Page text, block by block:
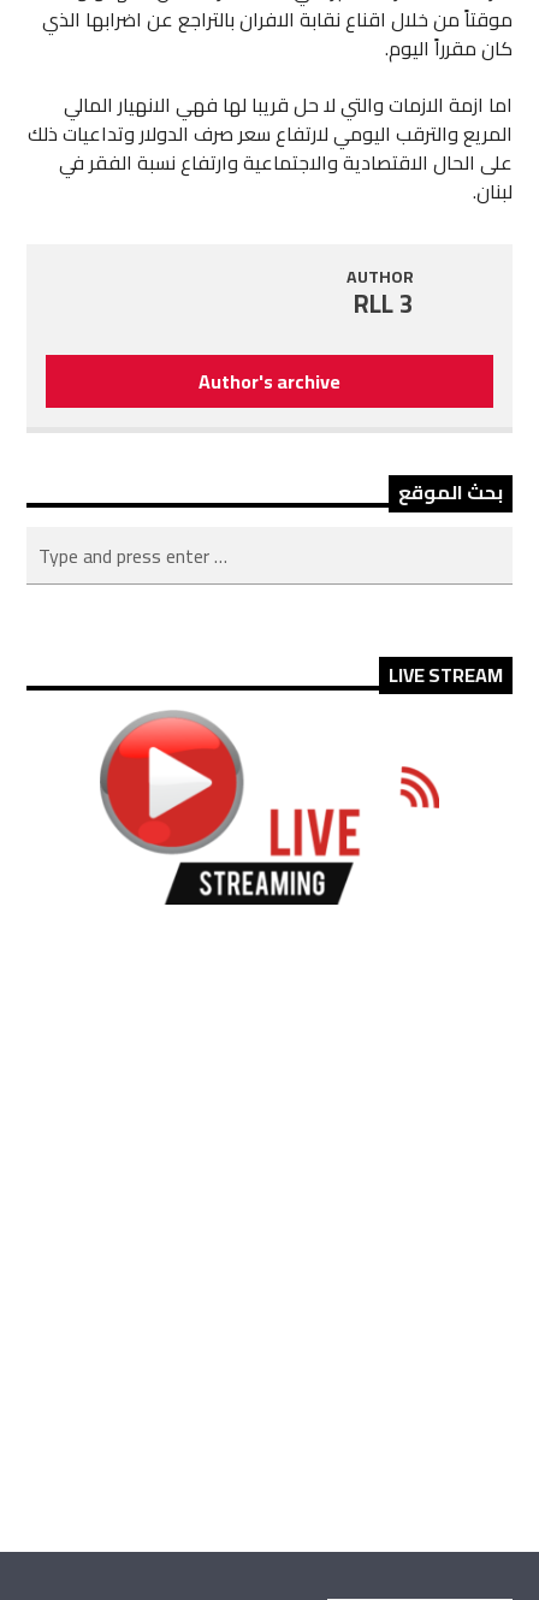
موقتاً من خلال اقناع نقابة الافران بالتراجع عن اضرابها الذي
كان مقرراً اليوم.
اما ازمة الازمات والتي لا حل قريبا لها فهي الانهيار المالي
المريع والترقب اليومي لارتفاع سعر صرف الدولار وتداعيات ذلك
على الحال الاقتصادية والاجتماعية وارتفاع نسبة الفقر في
لبنان.
AUTHOR
RLL 3
Author's archive
بحث الموقع
LIVE STREAM